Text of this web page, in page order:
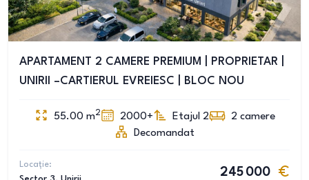
APARTAMENT 2 CAMERE PREMIUM | PROPRIETAR |
UNIRII –CARTIERUL EVREIESC | BLOC NOU
55.00 m2 2000+ Etajul 2 2 camere
Decomandat
Locație:
245 000